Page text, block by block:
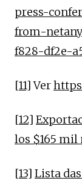
press-
from-
f828-df2e-
[11]Ver
[12]
los $165
[13] Lista